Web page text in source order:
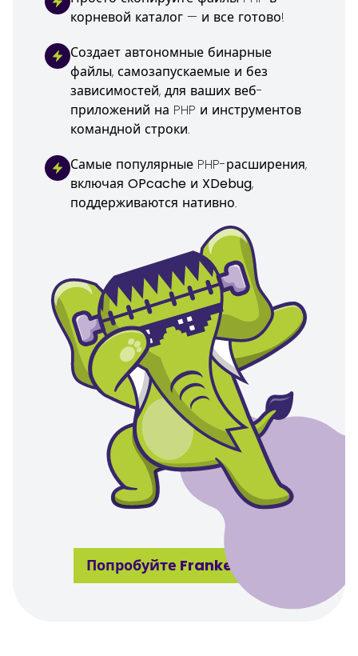
корневой каталог — и все готово!
Создает автономные бинарные
файлы, самозапускаемые и без
зависимостей, для ваших веб-
приложений на PHP и инструментов
командной строки.
Самые популярные PHP-расширения,
включая OPcache и XDebug,
поддерживаются нативно.
Попробуйте FrankenPHP